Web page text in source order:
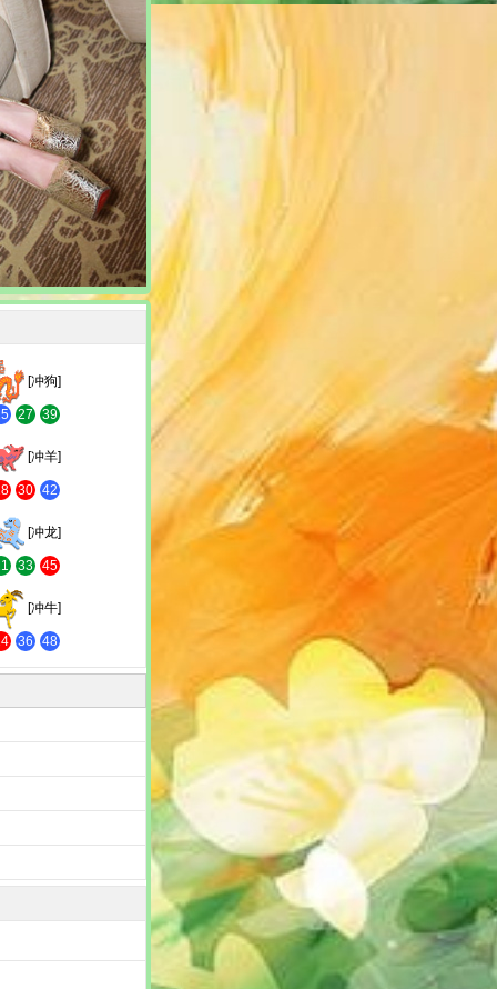
[冲狗]
27 39
[冲羊]
30 42
[冲龙]
33 45
[冲牛]
36 48